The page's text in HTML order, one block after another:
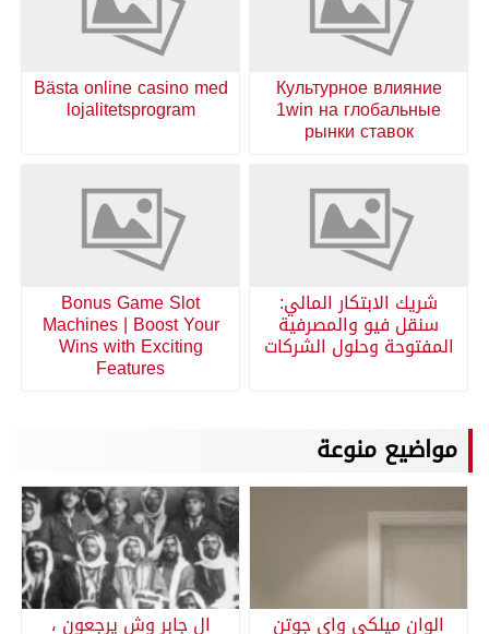
Культурное влияние
1win на глобальные
рынки ставок
Bästa online casino med
lojalitetsprogram
شريك الابتكار المالي:
سنقل فيو والمصرفية
المفتوحة وحلول الشركات
Bonus Game Slot
Machines | Boost Your
Wins with Exciting
Features
مواضيع منوعة
الوان ميلكي واي جوتن ال جابر وش يرجعون ،